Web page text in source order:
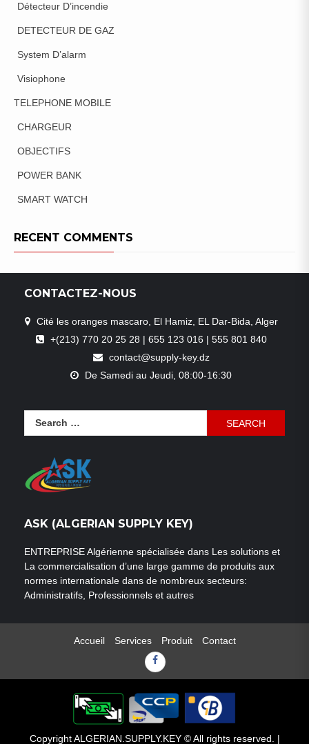
Détecteur D’incendie
DETECTEUR DE GAZ
System D’alarm
Visiophone
TELEPHONE MOBILE
CHARGEUR
OBJECTIFS
POWER BANK
SMART WATCH
RECENT COMMENTS
CONTACTEZ-NOUS
Cité les oranges mascaro, El Hamiz, EL Dar-Bida, Alger
+(213) 770 20 25 28 | 655 123 016 | 555 801 840
contact@supply-key.dz
De Samedi au Jeudi, 08:00-16:30
Search
ASK (ALGERIAN SUPPLY KEY)
ENTREPRISE Algérienne spécialisée dans Les solutions et
La commercialisation d’une large gamme de produits aux
normes internationale dans de nombreux secteurs:
Administratifs, Professionnels et autres
Accueil Services Produit Contact
Facebook
Copyright ALGERIAN.SUPPLY.KEY © All rights reserved. |